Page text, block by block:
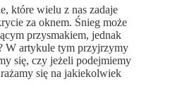
które wielu z nas zadaje
za oknem. Śnieg może
przysmakiem, jednak
W artykule tym przyjrzymy
się, czy jeżeli podejmiemy
się na jakiekolwiek